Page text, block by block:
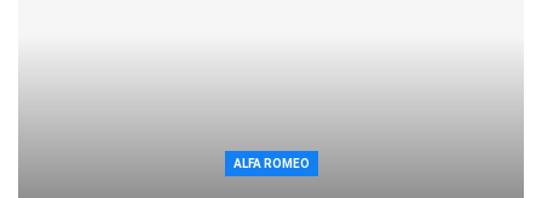
ALFA ROMEO